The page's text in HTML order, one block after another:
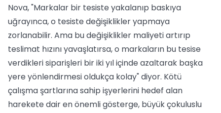
Nova, "Markalar bir tesiste yakalanıp baskıya
uğrayınca, o tesiste değişiklikler yapmaya
zorlanabilir. Ama bu değişiklikler maliyeti artırıp
teslimat hızını yavaşlatırsa, o markaların bu tesise
verdikleri siparişleri bir iki yıl içinde azaltarak başka
yere yönlendirmesi oldukça kolay" diyor. Kötü
çalışma şartlarına sahip işyerlerini hedef alan
harekete dair en önemli gösterge, büyük çokuluslu